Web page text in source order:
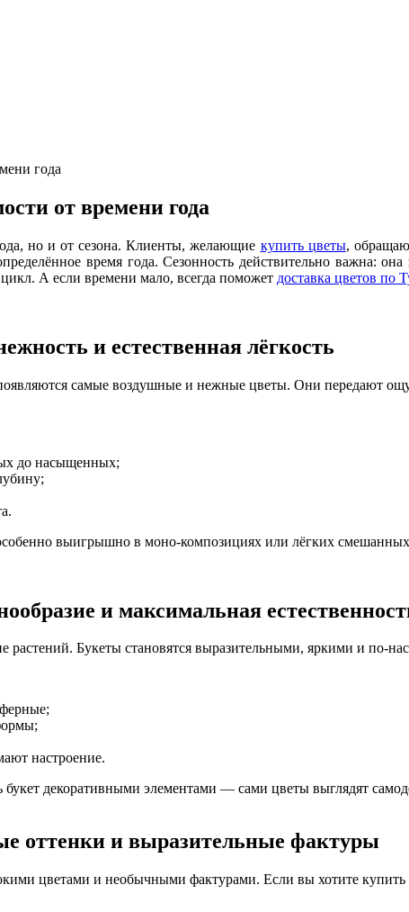
года
от времени года
но и от сезона. Клиенты, желающие купить цветы,
время года. Сезонность действительно важна:
А если времени мало, всегда поможет доставка цветов по
и естественная лёгкость
самые воздушные и нежные цветы. Они передают
до насыщенных;
выигрышно в моно-композициях или лёгких
и максимальная
растений. Букеты становятся выразительными, яркими и по-
настроение.
декоративными элементами — сами цветы выглядят
оттенки и выразительные фактуры
цветами и необычными фактурами. Если вы хотите купить